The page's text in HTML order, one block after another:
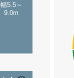
幅5.5～
9.0m